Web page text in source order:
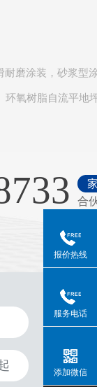
耐磨涂装，砂浆型
环氧树脂自流平地
合
报价热线
服务电话
添加微信